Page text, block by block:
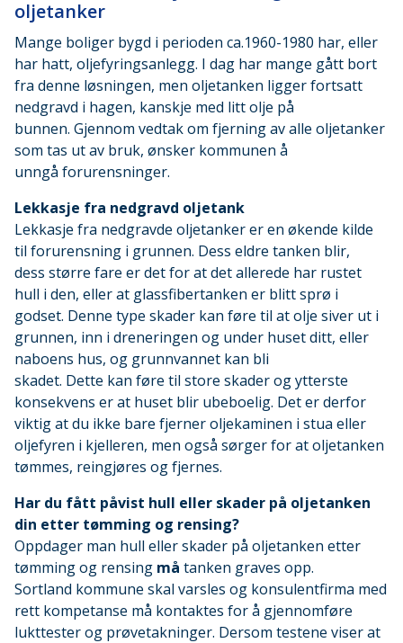
oljetanker
Mange boliger bygd i perioden ca.1960-1980 har, eller
har hatt, oljefyringsanlegg. I dag har mange gått bort
fra denne løsningen, men oljetanken ligger fortsatt
nedgravd i hagen, kanskje med litt olje på
bunnen. Gjennom vedtak om fjerning av alle oljetanker
som tas ut av bruk, ønsker kommunen å
unngå forurensninger.
Lekkasje fra nedgravd oljetank
Lekkasje fra nedgravde oljetanker er en økende kilde
til forurensning i grunnen. Dess eldre tanken blir,
dess større fare er det for at det allerede har rustet
hull i den, eller at glassfibertanken er blitt sprø i
godset. Denne type skader kan føre til at olje siver ut i
grunnen, inn i dreneringen og under huset ditt, eller
naboens hus, og grunnvannet kan bli
skadet. Dette kan føre til store skader og ytterste
konsekvens er at huset blir ubeboelig. Det er derfor
viktig at du ikke bare fjerner oljekaminen i stua eller
oljefyren i kjelleren, men også sørger for at oljetanken
tømmes, reingjøres og fjernes.
Har du fått påvist hull eller skader på oljetanken
din etter tømming og rensing?
Oppdager man hull eller skader på oljetanken etter
tømming og rensing må tanken graves opp.
Sortland kommune skal varsles og konsulentfirma med
rett kompetanse må kontaktes for å gjennomføre
lukttester og prøvetakninger. Dersom testene viser at